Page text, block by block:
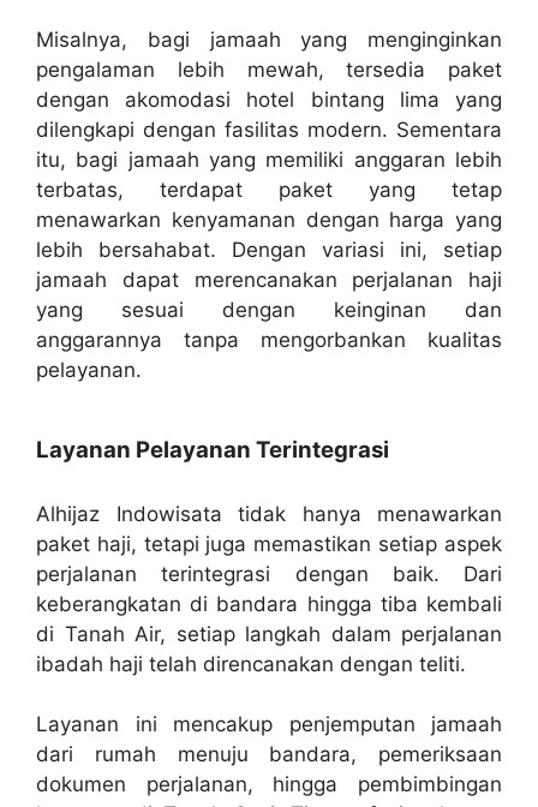
Misalnya, bagi jamaah yang menginginkan
pengalaman lebih mewah, tersedia paket
dengan akomodasi hotel bintang lima yang
dilengkapi dengan fasilitas modern. Sementara
itu, bagi jamaah yang memiliki anggaran lebih
terbatas, terdapat paket yang tetap
menawarkan kenyamanan dengan harga yang
lebih bersahabat. Dengan variasi ini, setiap
jamaah dapat merencanakan perjalanan haji
yang sesuai dengan keinginan dan
anggarannya tanpa mengorbankan kualitas
pelayanan.
Layanan Pelayanan Terintegrasi
Alhijaz Indowisata tidak hanya menawarkan
paket haji, tetapi juga memastikan setiap aspek
perjalanan terintegrasi dengan baik. Dari
keberangkatan di bandara hingga tiba kembali
di Tanah Air, setiap langkah dalam perjalanan
ibadah haji telah direncanakan dengan teliti.
Layanan ini mencakup penjemputan jamaah
dari rumah menuju bandara, pemeriksaan
dokumen perjalanan, hingga pembimbingan